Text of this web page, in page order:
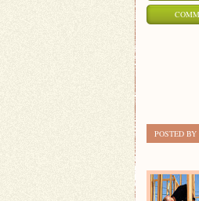
POSTED